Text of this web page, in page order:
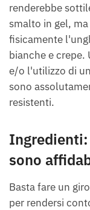
renderebbe
smalto in gel,
fisicamente
bianche e crepe.
e/o l'utilizzo di
sono
resistenti.
sono
Basta fare un
per rendersi